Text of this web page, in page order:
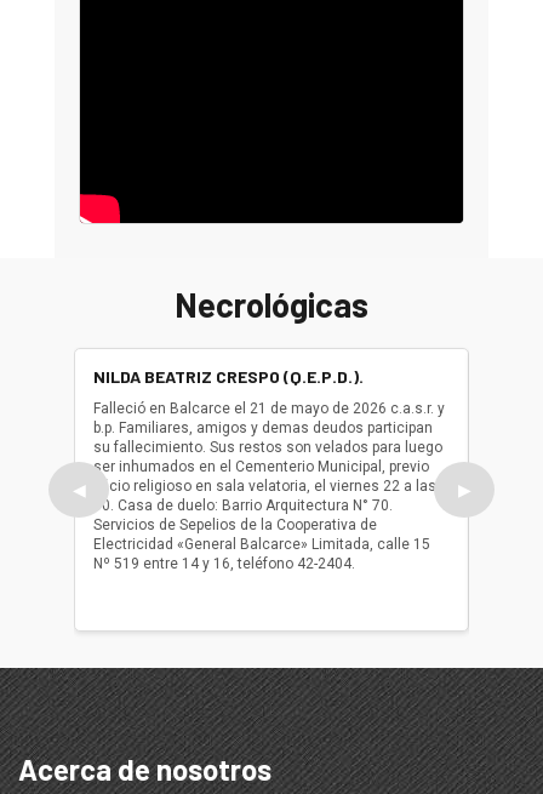
Necrológicas
◀
NILDA BEATRIZ CRESPO (Q.E.P.D.).
Falleció en Balcarce el 21 de mayo de 2026 c.a.s.r. y
b.p. Familiares, amigos y demas deudos participan
su fallecimiento. Sus restos son velados para luego
ser inhumados en el Cementerio Municipal, previo
oficio religioso en sala velatoria, el viernes 22 a las
10. Casa de duelo: Barrio Arquitectura N° 70.
Servicios de Sepelios de la Cooperativa de
Electricidad «General Balcarce» Limitada, calle 15
Nº 519 entre 14 y 16, teléfono 42-2404.
ser
oficio
▶
Acerca de nosotros